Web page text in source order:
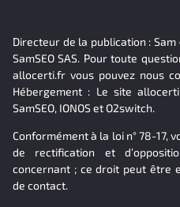
Directeur de la publication :
SamSEO SAS. Pour toute
allocerti.fr vous pouvez nous
Hébergement : Le site
SamSEO, IONOS et O2switch.
Conformément à la loi n° 78-17,
de rectification et
concernant ; ce droit peut être
de contact.